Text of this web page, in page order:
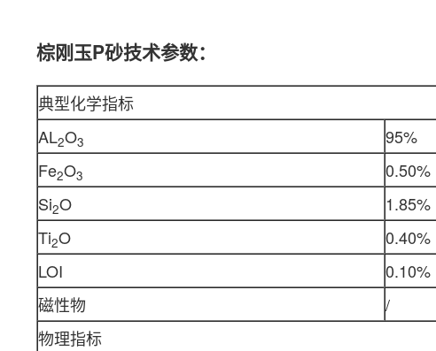
棕刚玉P砂技术参数：
典型化学指标
AL2O3
95%
Fe2O3
0.50%
Si2O
1.85%
Ti2O
0.40%
LOI
0.10%
磁性物
/
物理指标